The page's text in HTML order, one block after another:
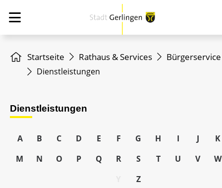
Startseite Rathaus & Services Bürgerservice
Dienstleistungen
Dienstleistungen
A B C D E F G H I J
K
M
N O P Q R S T U V
W
Z